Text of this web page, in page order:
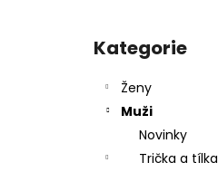
Přeskočit
kategorie
Kategorie
Ženy
Muži
Novinky
Trička a tílka